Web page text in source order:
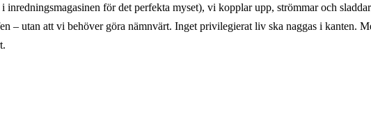
för det perfekta myset), vi kopplar upp, strömmar och
– utan att vi behöver göra nämnvärt. Inget privilegierat liv ska naggas i kanten.